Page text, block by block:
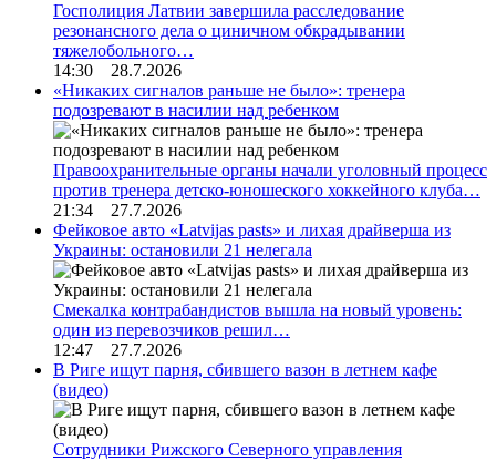
Госполиция Латвии завершила расследование
резонансного дела о циничном обкрадывании
тяжелобольного…
14:30 28.7.2026
«Никаких сигналов раньше не было»: тренера
подозревают в насилии над ребенком
Правоохранительные органы начали уголовный процесс
против тренера детско-юношеского хоккейного клуба…
21:34 27.7.2026
Фейковое авто «Latvijas pasts» и лихая драйверша из
Украины: остановили 21 нелегала
Смекалка контрабандистов вышла на новый уровень:
один из перевозчиков решил…
12:47 27.7.2026
В Риге ищут парня, сбившего вазон в летнем кафе
(видео)
Сотрудники Рижского Северного управления